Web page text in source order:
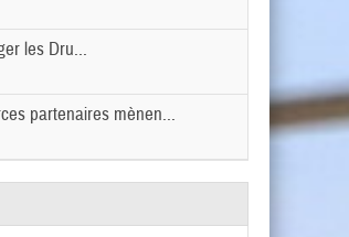
les Dru...
partenaires mènen...